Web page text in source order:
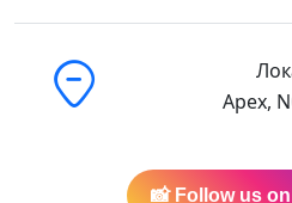
Apex,
📸 Follow us